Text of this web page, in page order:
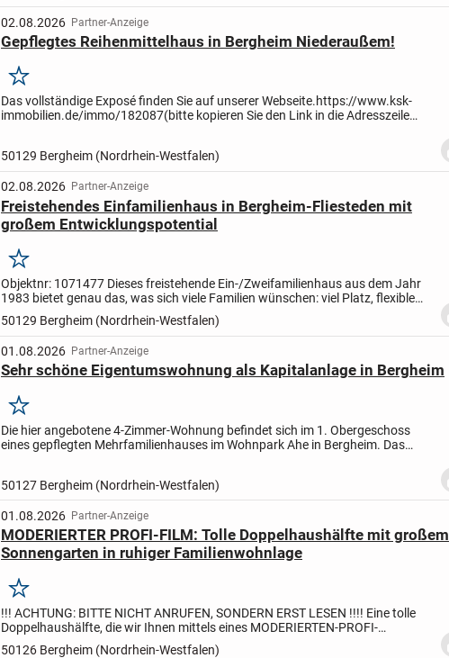
02.08.2026 Partner-Anzeige
Gepflegtes Reihenmittelhaus in Bergheim Niederaußem!
Merken
Das vollständige Exposé finden Sie auf unserer Webseite.https://www.ksk-
immobilien.de/immo/182087(bitte kopieren Sie den Link in die Adresszeile
50129 Bergheim (Nordrhein-Westfalen)
02.08.2026 Partner-Anzeige
Freistehendes Einfamilienhaus in Bergheim-Fliesteden mit
großem Entwicklungspotential
Merken
Objektnr: 1071477 Dieses freistehende Ein-/Zweifamilienhaus aus dem Jahr
1983 bietet genau das, was sich viele Familien wünschen: viel Platz, flexible
Nutzungsmöglichkeiten, einen sonnigen Garten...
50129 Bergheim (Nordrhein-Westfalen)
01.08.2026 Partner-Anzeige
Sehr schöne Eigentumswohnung als Kapitalanlage in Bergheim
Merken
Die hier angebotene 4-Zimmer-Wohnung befindet sich im 1. Obergeschoss
eines gepflegten Mehrfamilienhauses im Wohnpark Ahe in Bergheim. Das
50127 Bergheim (Nordrhein-Westfalen)
01.08.2026 Partner-Anzeige
MODERIERTER PROFI-FILM: Tolle Doppelhaushälfte mit großem
Sonnengarten in ruhiger Familienwohnlage
Merken
!!! ACHTUNG: BITTE NICHT ANRUFEN, SONDERN ERST LESEN !!!! Eine tolle
Doppelhaushälfte, die wir Ihnen mittels eines MODERIERTEN-PROFI-
BESICHTIGUNGSFILMS vorstellen. Wir bieten Ihnen eine Objektpräsenta...
50126 Bergheim (Nordrhein-Westfalen)